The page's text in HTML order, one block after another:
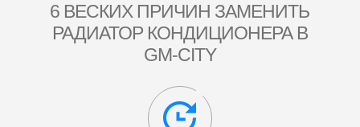
6 ВЕСКИХ ПРИЧИН ЗАМЕНИТЬ
РАДИАТОР КОНДИЦИОНЕРА В
GM-CITY